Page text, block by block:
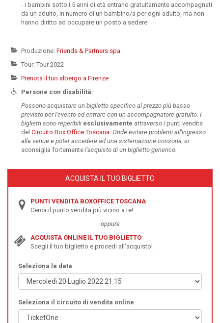
- i bambini sotto i 5 anni di età entrano gratuitamente accompagnati
da un adulto, in numero di un bambino/a per ogni adulto, ma non
hanno diritto ad occupare un posto a sedere
Produzione: Friends & Partners spa
Tour: Tour 2022
Prenota il tuo albergo a Firenze
Persone con disabilità:
Possono acquistare un biglietto specifico al prezzo più basso
previsto per l'evento ed entrare con un accompagnatore gratuito. I
biglietti sono reperibili esclusivamente attraverso i punti vendita
del Circuito Box Office Toscana Onde evitare problemi all'ingresso
alla venue e poter accedere ad una sistemazione consona, si
sconsiglia fortemente l'acquisto di un biglietto generico.
ACQUISTA IL TUO BIGLIETTO
PUNTI VENDITA BOXOFFICE TOSCANA
Cerca il punto vendita più vicino a te!
oppure
ACQUISTA ONLINE IL TUO BIGLIETTO
Scegli il tuo biglietto e procedi all'acquisto!
Seleziona la data
Seleziona il circuito di vendita online